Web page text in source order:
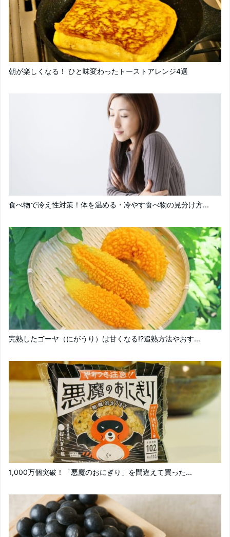
朝が楽しくなる！ ひと味変わったトーストアレンジ4選
食べ物で冷え性対策！体を温める・冷やす食べ物の見分け方...
完熟したゴーヤ（にがうり）は甘くなる!?追熟方法やおす...
1,000万個突破！「悪魔のおにぎり」を間違えて買った...